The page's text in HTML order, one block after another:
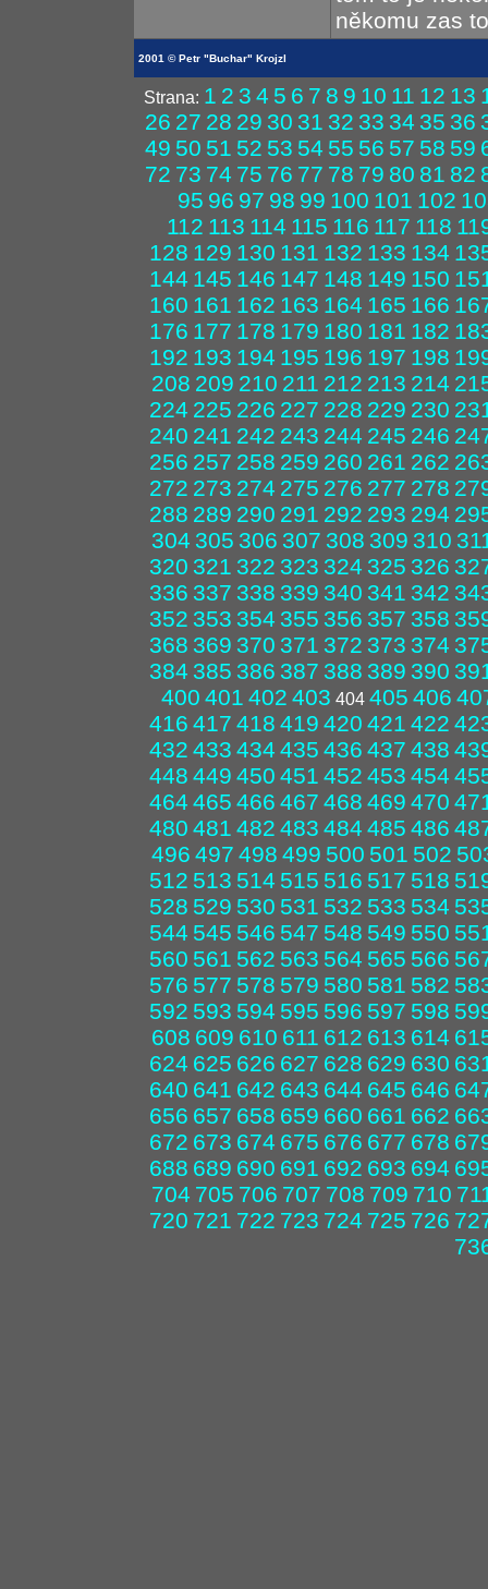
někomu zas
2001 © Petr "Buchar" Krojzl
Strana: 1 2 3 4 5 6 7 8 9 10 11 12 13
26 27 28 29 30 31 32 33 34 35 36
49 50 51 52 53 54 55 56 57 58 59
72 73 74 75 76 77 78 79 80 81 82
95 96 97 98 99 100 101 102
112 113 114 115 116 117 118
128 129 130 131 132 133 134
144 145 146 147 148 149 150
160 161 162 163 164 165 166
176 177 178 179 180 181 182
192 193 194 195 196 197 198
208 209 210 211 212 213 214
224 225 226 227 228 229 230
240 241 242 243 244 245 246
256 257 258 259 260 261 262
272 273 274 275 276 277 278
288 289 290 291 292 293 294
304 305 306 307 308 309 310
320 321 322 323 324 325 326
336 337 338 339 340 341 342
352 353 354 355 356 357 358
368 369 370 371 372 373 374
384 385 386 387 388 389 390
400 401 402 403 404 405 406
416 417 418 419 420 421 422
432 433 434 435 436 437 438
448 449 450 451 452 453 454
464 465 466 467 468 469 470
480 481 482 483 484 485 486
496 497 498 499 500 501 502
512 513 514 515 516 517 518
528 529 530 531 532 533 534
544 545 546 547 548 549 550
560 561 562 563 564 565 566
576 577 578 579 580 581 582
592 593 594 595 596 597 598
608 609 610 611 612 613 614
624 625 626 627 628 629 630
640 641 642 643 644 645 646
656 657 658 659 660 661 662
672 673 674 675 676 677 678
688 689 690 691 692 693 694
704 705 706 707 708 709 710
720 721 722 723 724 725 726